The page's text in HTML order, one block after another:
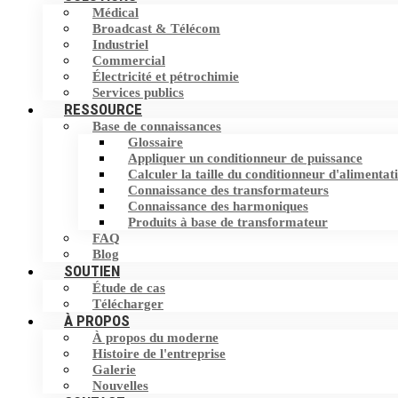
Commutateur de transfert statique (STS)
Stockage d'Energie
Filtre harmonique
Dispositif de correction du facteur de
puissance (PFC)
Éliminateur de courant neutre (NCE)
Dispositif de protection contre les
surtensions (SPD)
Médical
Broadcast & Télécom
Industriel
Commercial
Électricité et pétrochimie
Services publics
RESSOURCE
Base de connaissances
Glossaire
Appliquer un conditionneur de puissance
Calculer la taille du conditionneur
Connaissance des transformateurs
Connaissance des harmoniques
Produits à base de transformateur
FAQ
Blog
SOUTIEN
Étude de cas
Télécharger
À PROPOS
À propos du moderne
Histoire de l'entreprise
Galerie
Nouvelles